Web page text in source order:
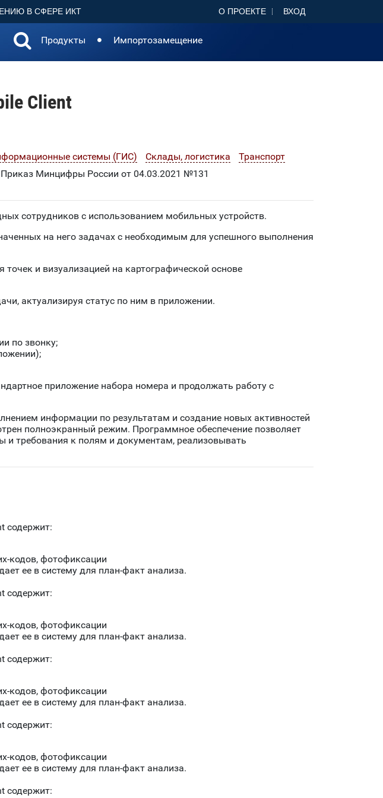
В СФЕРЕ ИКТ О ПРОЕКТЕ ВХОД
Продукты Импортозамещение
Client
системы (ГИС) Склады, логистика
Транспорт
Приказ Минцифры России от 04.03.2021 №131
сотрудников с использованием мобильных устройств.
на него задачах с необходимым для успешного выполнения
и визуализацией на картографической основе
актуализируя статус по ним в приложении.
по звонку;
приложение набора номера и продолжать работу с
информации по результатам и создание новых активностей
полноэкранный режим. Программное обеспечение позволяет
и требования к полям и документам, реализовывать
содержит:
кодов, фотофиксации
ее в систему для план-факт анализа.
содержит:
кодов, фотофиксации
ее в систему для план-факт анализа.
содержит:
кодов, фотофиксации
ее в систему для план-факт анализа.
содержит:
кодов, фотофиксации
ее в систему для план-факт анализа.
содержит: